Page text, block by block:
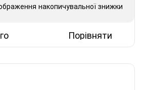
накопичувальної знижки
Порівняти